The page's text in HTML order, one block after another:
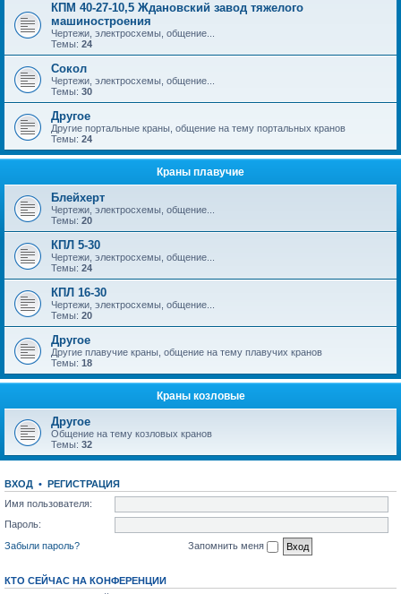
КПМ 40-27-10,5 Ждановский завод тяжелого
машиностроения
Чертежи, электросхемы, общение...
Темы: 24
Сокол
Чертежи, электросхемы, общение...
Темы: 30
Другое
Другие портальные краны, общение на тему портальных кранов
Темы: 24
Краны плавучие
Блейхерт
Чертежи, электросхемы, общение...
Темы: 20
КПЛ 5-30
Чертежи, электросхемы, общение...
Темы: 24
КПЛ 16-30
Чертежи, электросхемы, общение...
Темы: 20
Другое
Другие плавучие краны, общение на тему плавучих кранов
Темы: 18
Краны козловые
Другое
Общение на тему козловых кранов
Темы: 32
ВХОД • РЕГИСТРАЦИЯ
Имя пользователя:
Пароль:
Забыли пароль?
Запомнить меня
КТО СЕЙЧАС НА КОНФЕРЕНЦИИ